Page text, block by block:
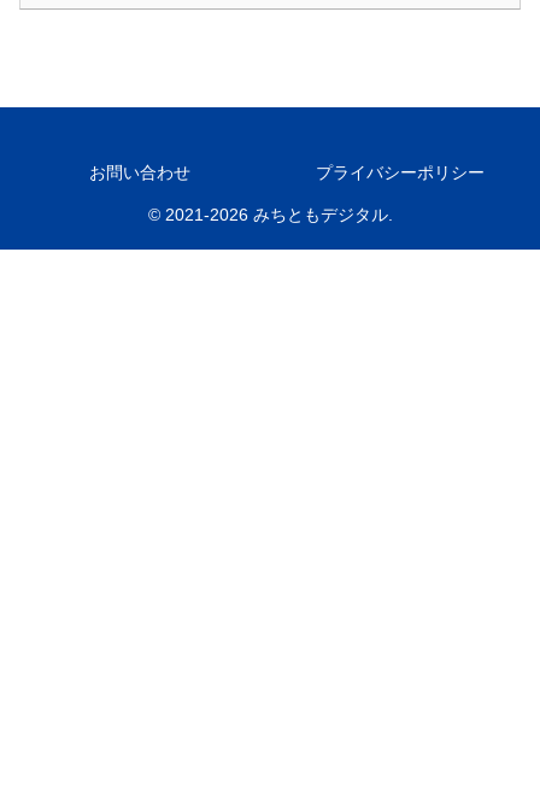
お問い合わせ プライバシーポリシー
© 2021-2026 みちともデジタル.